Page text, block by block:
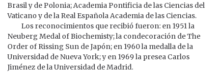
Brasil y de Polonia; Academia Pontificia de las Ciencias del
Vaticano y de la Real Española Academia de las Ciencias.
Los reconocimientos que recibió fueron: en 1951 la
Neuberg Medal of Biochemisty; la condecoración de The
Order of Rissing Sun de Japón; en 1960 la medalla de la
Universidad de Nueva York; y en 1969 la presea Carlos
Jiménez de la Universidad de Madrid.